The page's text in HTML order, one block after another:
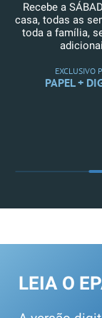
Recebe a
casa, todas as
toda a família,
EXCLUSIVO
PAPEL +
LEIA O